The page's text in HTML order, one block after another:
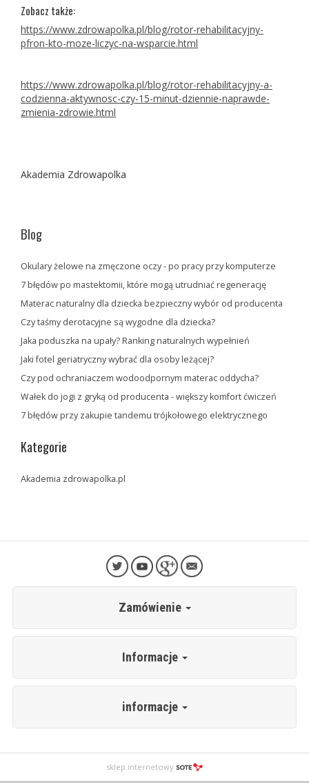
Zobacz także:
https://www.zdrowapolka.pl/blog/rotor-rehabilitacyjny-
pfron-kto-moze-liczyc-na-wsparcie.html
https://www.zdrowapolka.pl/blog/rotor-rehabilitacyjny-a-
codzienna-aktywnosc-czy-15-minut-dziennie-naprawde-
zmienia-zdrowie.html
Akademia Zdrowapolka
Blog
Okulary żelowe na zmęczone oczy - po pracy przy komputerze
7 błędów po mastektomii, które mogą utrudniać regenerację
Materac naturalny dla dziecka bezpieczny wybór od producenta
Czy taśmy derotacyjne są wygodne dla dziecka?
Jaka poduszka na upały? Ranking naturalnych wypełnień
Jaki fotel geriatryczny wybrać dla osoby leżącej?
Czy pod ochraniaczem wodoodpornym materac oddycha?
Wałek do jogi z gryką od producenta - większy komfort ćwiczeń
7 błędów przy zakupie tandemu trójkołowego elektrycznego
Kategorie
Akademia zdrowapolka.pl
Zamówienie
Informacje
informacje
sklep internetowy